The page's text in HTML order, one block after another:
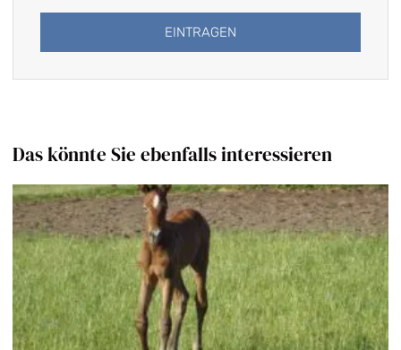
EINTRAGEN
Das könnte Sie ebenfalls interessieren